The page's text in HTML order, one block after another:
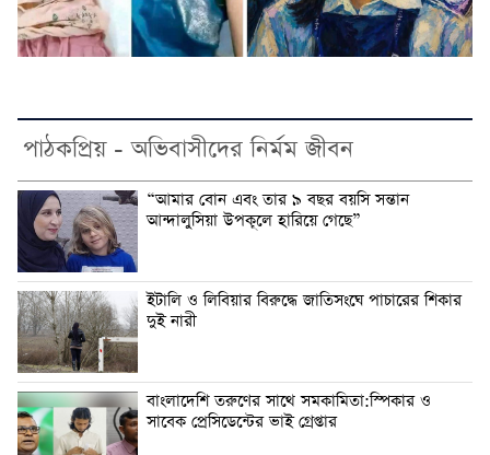
পাঠকপ্রিয় - অভিবাসীদের নির্মম জীবন
“আমার বোন এবং তার ৯ বছর বয়সি সন্তান
আন্দালুসিয়া উপকূলে হারিয়ে গেছে”
ইটালি ও লিবিয়ার বিরুদ্ধে জাতিসংঘে পাচারের শিকার
দুই নারী
বাংলাদেশি তরুণের সাথে সমকামিতা:স্পিকার ও
সাবেক প্রেসিডেন্টের ভাই গ্রেপ্তার